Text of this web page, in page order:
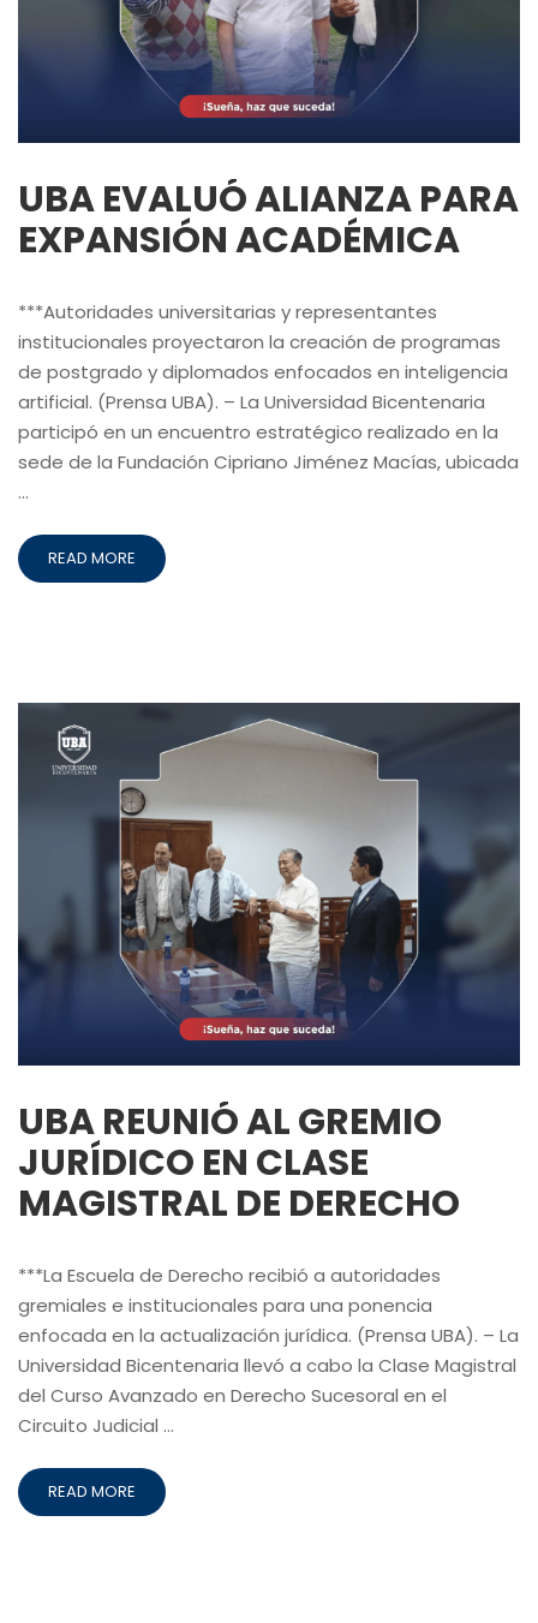
UBA EVALUÓ ALIANZA PARA
EXPANSIÓN ACADÉMICA
***Autoridades universitarias y representantes
institucionales proyectaron la creación de programas
de postgrado y diplomados enfocados en inteligencia
artificial. (Prensa UBA). – La Universidad Bicentenaria
participó en un encuentro estratégico realizado en la
sede de la Fundación Cipriano Jiménez Macías, ubicada
…
READ MORE
UBA REUNIÓ AL GREMIO
JURÍDICO EN CLASE
MAGISTRAL DE DERECHO
***La Escuela de Derecho recibió a autoridades
gremiales e institucionales para una ponencia
enfocada en la actualización jurídica. (Prensa UBA). – La
Universidad Bicentenaria llevó a cabo la Clase Magistral
del Curso Avanzado en Derecho Sucesoral en el
Circuito Judicial …
READ MORE